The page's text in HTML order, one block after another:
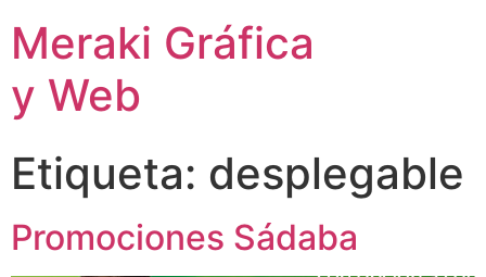
Meraki Gráfica
y Web
Etiqueta: desplegable
Promociones Sádaba